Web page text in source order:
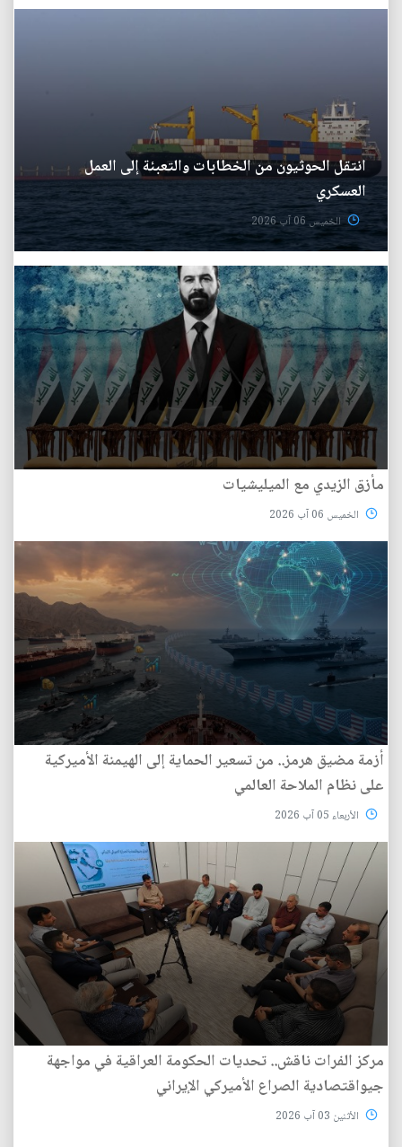
انتقل الحوثيون من الخطابات والتعبئة إلى العمل
العسكري
الخميس 06 آب 2026
مأزق الزيدي مع الميليشيات
الخميس 06 آب 2026
أزمة مضيق هرمز.. من تسعير الحماية إلى الهيمنة الأميركية
على نظام الملاحة العالمي
الأربعاء 05 آب 2026
مركز الفرات ناقش.. تحديات الحكومة العراقية في مواجهة
جيواقتصادية الصراع الأميركي الإيراني
الأثنين 03 آب 2026